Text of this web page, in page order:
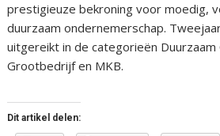
prestigieuze bekroning voor moedig,
duurzaam ondernemerschap.
uitgereikt in de categorieën
Grootbedrijf en MKB.
Dit artikel delen: